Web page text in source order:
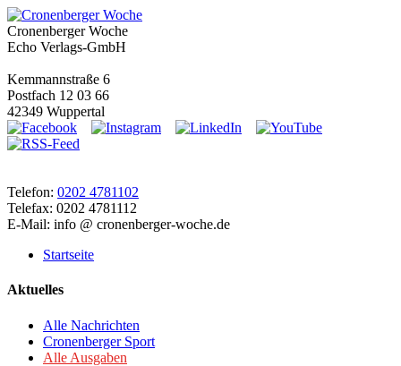
Cronenberger Woche
Echo Verlags-GmbH
Kemmannstraße 6
Postfach 12 03 66
42349 Wuppertal
Telefon: 0202 4781102
Telefax: 0202 4781112
E-Mail: info @ cronenberger-woche.de
Startseite
Aktuelles
Alle Nachrichten
Cronenberger Sport
Alle Ausgaben